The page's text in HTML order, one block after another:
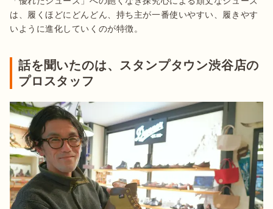
は、履くほどにどんどん、持ち主が一番使いやすい、履きやす
いように進化していくのが特徴。
話を聞いたのは、スタンプタウン渋谷店の
プロスタッフ